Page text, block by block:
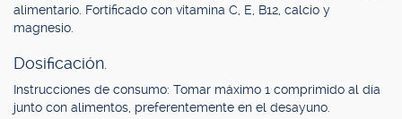
alimentario. Fortificado con vitamina C, E, B12, calcio y
magnesio.
Dosificación.
Instrucciones de consumo: Tomar máximo 1 comprimido al día
junto con alimentos, preferentemente en el desayuno.